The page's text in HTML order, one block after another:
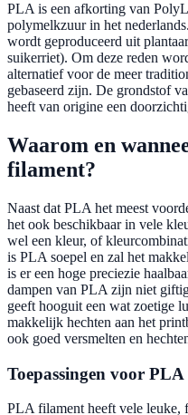
PLA is een afkorting van
polymelkzuur in het
wordt geproduceerd uit
suikerriet). Om deze reden
alternatief voor de meer
gebaseerd zijn. De grondstof
heeft van origine een
Waarom en
filament?
Naast dat PLA het meest
het ook beschikbaar in vele
wel een kleur, of
is PLA soepel en zal het
is er een hoge preciezie
dampen van PLA zijn niet
geeft hooguit een wat zoetige
makkelijk hechten aan het
ook goed versmelten en
Toepassingen voor
PLA filament heeft vele leuke,